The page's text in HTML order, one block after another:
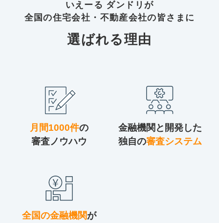
いえーる ダンドリが
全国の住宅会社・不動産会社の皆さまに
選ばれる理由
月間1000件の
審査ノウハウ
金融機関と開発した
独自の審査システム
全国の金融機関が